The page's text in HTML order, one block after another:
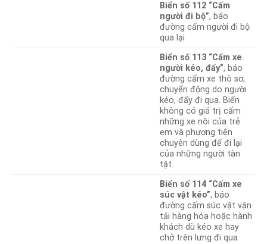
Biển số 112 “Cấm
người đi bộ”, báo
đường cấm người đi bộ
qua lại
Biển số 113 “Cấm xe
người kéo, đẩy”, báo
đường cấm xe thô sơ,
chuyển động do người
kéo, đẩy đi qua. Biển
không có giá trị cấm
những xe nôi của trẻ
em và phương tiện
chuyên dùng để đi lại
của những người tàn
tật.
Biển số 114 “Cấm xe
súc vật kéo”, báo
đường cấm súc vật vận
tải hàng hóa hoặc hành
khách dù kéo xe hay
chở trên lưng đi qua